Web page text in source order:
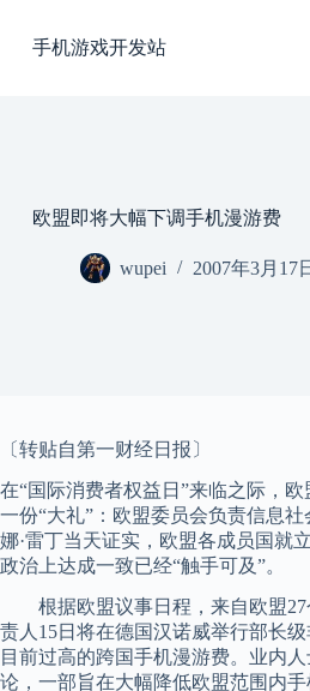
过
手机游戏开发站
欧盟即将大幅下调手机漫游费
wupei 2007年3月17
〔转贴自第一财经日报〕
在“国际消费者权益日”来临之际，
一份“大礼”：欧盟委员会负责信息
娜·雷丁当天证实，欧盟各成员国就
政治上达成一致已经“触手可及”。
根据欧盟议事日程，来自欧盟27
责人15日将在德国汉诺威举行部长
目前过高的跨国手机漫游费。业内
论，一部旨在大幅降低欧盟范围内